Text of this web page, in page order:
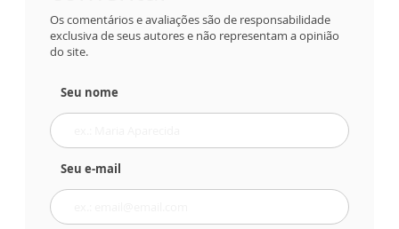
Os comentários e avaliações são de responsabilidade
exclusiva de seus autores e não representam a opinião
do site.
Seu nome
Seu e-mail